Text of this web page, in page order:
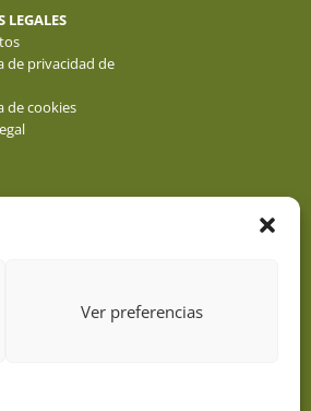
Ver preferencias
LEGALES
de privacidad de
de cookies